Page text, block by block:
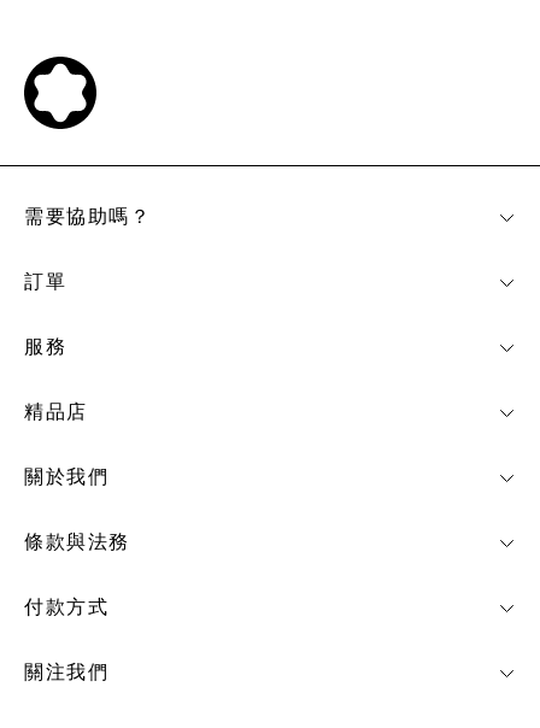
付款方式
關注我們
需要協助嗎？
訂單
服務
精品店
關於我們
條款與法務